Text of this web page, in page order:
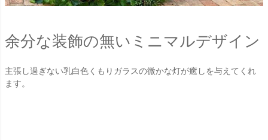
余分な装飾の無いミニマルデザイン
主張し過ぎない乳白色くもりガラスの微かな灯が癒しを与えてくれ
ます。